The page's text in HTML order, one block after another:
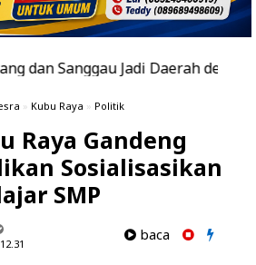
Jadi Daerah dengan Hotspot
» Kubu Raya » Politik
Raya Gandeng
Sosialisasikan
SMP
baca